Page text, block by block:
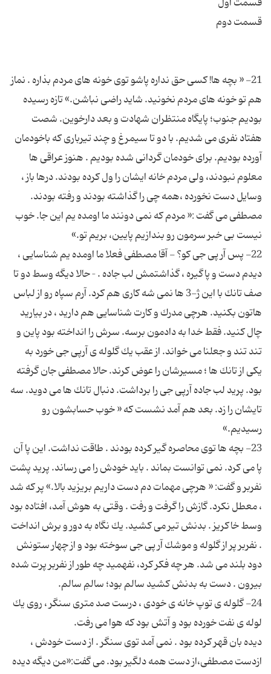
21- « بچه ها! كسی حق نداره پاشو توی خونه های مردم بذاره . نماز
هم تو خونه های مردم نخونید. شاید راضی نباشن.» تازه رسیده
بودیم جنوب؛ پایگاه منتظران شهادت و بعد دارخوین. شصت
هفتاد نفری می شدیم. با دو تا سیمرغ و چند تیرباری كه باخودمان
آورده بودیم. برای خودمان گردانی شده بودیم . هنوز عراقی ها
معلوم نبودند، ولی مردم خانه ایشان را ول كرده بودند. درها باز ،
وسایل دست نخورده ،همه چی را گذاشته بودند و رفته بودند.
مصطفی می گفت :« مردم كه نمی دونند ما اومده یم این جا. خوب
22- پس آر پی جی كو؟ - آقا مصطفی فعلا ما اومده یم شناسایی ،
دیدم دست و پاگیره ، گذاشتمش لب جاده . – حالا دیگه وسط دو تا
صف تانك با این ژ-3 ها نمی شه كاری هم كرد. آرم سپاه رو از لباس
هاتون بكنید. هرچی مدرك و كارت شناسایی هم دارید ، در بیارید
چال كنید. فقط خدا به دادمون برسه. سرش را انداخته بود پاین و
تند تند و جعلنا می خواند. از عقب یك گلوله ی آرپی جی خورد به
یكی از تانك ها ؛ مسیرشان را عوض كرند. حالا مصطفی جان گرفته
بود. پرید لب جاده آرپی جی را برداشت. دنبال تانك ها می دوید. سه
تایشان را زد. بعد هم آمد نشست كه « خوب حسابشون رو
23- بچه ها توی محاصره گیر كرده بودند . طاقت نداشت. این پا آن
پا می كرد. نمی توانست بماند . باید خودش را می رساند. پرید پشت
نفربر و گفت: « هرچی مهمات دم دست داریم بریزید بالا.» پر كه شد
، معطل نكرد. گازش را گرفت و رفت . وقتی به هوش آمد، افتاده بود
وسط خاكریز . بدنش تیر می كشید. یك نگاه به دور و برش انداخت
. نفربر پر از گلوله و موشك آر پی جی سوخته بود و از چهار ستونش
دود بلند می شد. هر چه فكر كرد، نفهمید چه طور از نفربر پرت شده
24- گلوله ی توپ خانه ی خودی ، درست صد متری سنگر ، روی یك
دیده بان قهر كرده بود . نمی آمد توی سنگر . از دست خودش ،
ازدست مصطفی،از دست همه دلگیر بود. می گفت:«من دیگه دیده